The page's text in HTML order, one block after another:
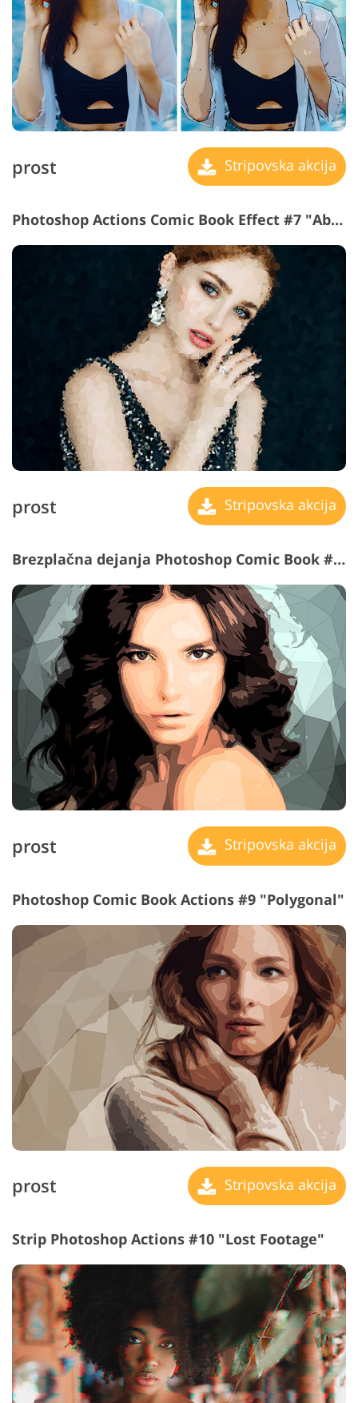
prost Stripovska akcija
Photoshop Actions Comic Book Effect #7 "Abstract"
prost Stripovska akcija
Brezplačna dejanja Photoshop Comic Book #8 "Geometry"
prost Stripovska akcija
Photoshop Comic Book Actions #9 "Polygonal"
prost Stripovska akcija
Strip Photoshop Actions #10 "Lost Footage"